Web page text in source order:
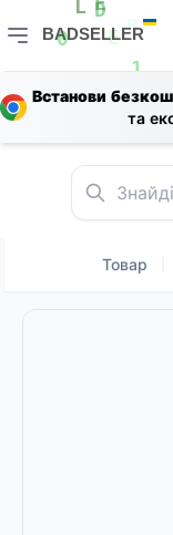
S
1 L
D
E
1
L E
BADSELLER
BADSELLER —
Встанови
та
Товар